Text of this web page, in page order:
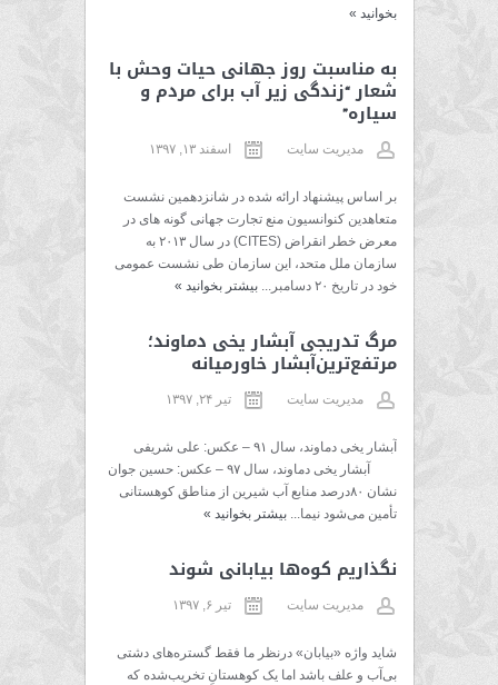
بخوانید »
به مناسبت روز جهانی حیات وحش با
شعار “زندگی زیر آب برای مردم و
سیاره”
مدیریت سایت اسفند ۱۳, ۱۳۹۷
بر اساس پیشنهاد ارائه شده در شانزدهمین نشست
متعاهدین کنوانسیون منع تجارت جهانی گونه های در
معرض خطر انقراض (CITES) در سال ۲۰۱۳ به
سازمان ملل متحد، این سازمان طی نشست عمومی
خود در تاریخ ۲۰ دسامبر...
بیشتر بخوانید »
مرگ تدریجی ‌آبشار یخی دماوند؛
مرتفع‌ترین‌آبشار خاورمیانه
مدیریت سایت تیر ۲۴, ۱۳۹۷
آبشار یخی دماوند، سال ۹۱ – عکس: علی شریفی
آبشار یخی دماوند، سال ۹۷ – عکس: حسین جوان
نشان ۸۰درصد منابع آب شیرین از مناطق کوهستانی
تأمین می‌شود نیما...بیشتر بخوانید »
نگذاریم کوه‌ها بیابانی شوند
مدیریت سایت تیر ۶, ۱۳۹۷
شاید واژه‌ «بیابان» درنظر ما فقط گستره‌های دشتی
بی‌آب و علف باشد اما یک کوهستانِ تخریب‌شده که